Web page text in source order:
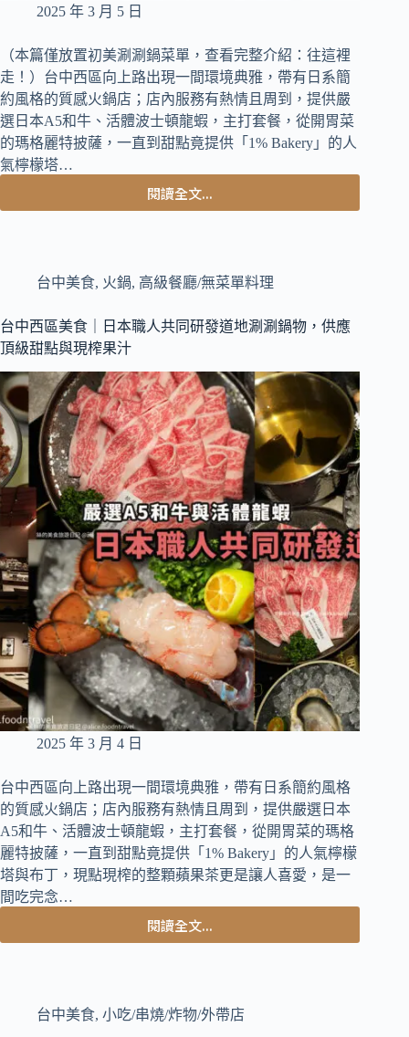
2025 年 3 月 5 日
（本篇僅放置初美涮涮鍋菜單，查看完整介紹：往這裡
走！）台中西區向上路出現一間環境典雅，帶有日系簡
約風格的質感火鍋店；店內服務有熱情且周到，提供嚴
選日本A5和牛、活體波士頓龍蝦，主打套餐，從開胃菜
的瑪格麗特披薩，一直到甜點竟提供「1% Bakery」的人
氣檸檬塔…
閱讀全文...
台
｜
美
涮
鍋
菜
單
台中美食, 火鍋, 高級餐廳/無菜單料理
台中西區美食｜日本職人共同研發道地涮涮鍋物，供應
頂級甜點與現榨果汁
2025 年 3 月 4 日
台中西區向上路出現一間環境典雅，帶有日系簡約風格
的質感火鍋店；店內服務有熱情且周到，提供嚴選日本
A5和牛、活體波士頓龍蝦，主打套餐，從開胃菜的瑪格
麗特披薩，一直到甜點竟提供「1% Bakery」的人氣檸檬
塔與布丁，現點現榨的整顆蘋果茶更是讓人喜愛，是一
間吃完念…
閱讀全文...
台
美
台中美食, 小吃/串燒/炸物/外帶店